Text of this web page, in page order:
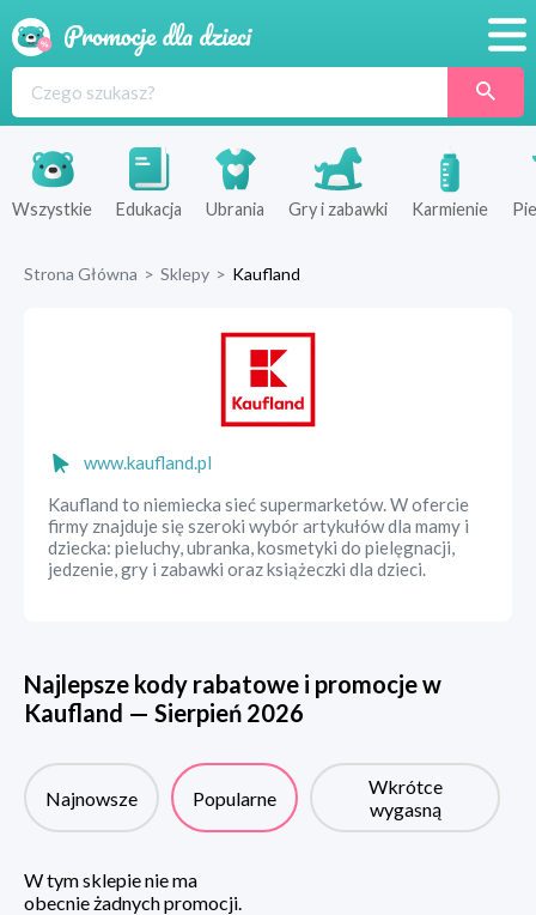
Produkty
Sklepy
Wszystkie Edukacja Ubrania Gry i zabawki Karmienie
Strona Główna > Sklepy > Kaufland
www.kaufland.pl
Kaufland to niemiecka sieć supermarketów. W ofercie
firmy znajduje się szeroki wybór artykułów dla mamy i
dziecka: pieluchy, ubranka, kosmetyki do pielęgnacji,
jedzenie, gry i zabawki oraz książeczki dla dzieci.
Najlepsze kody rabatowe i promocje w
Kaufland — Sierpień 2026
Najnowsze Popularne
Wkrótce
wygasną
W tym sklepie nie ma
obecnie żadnych promocji.